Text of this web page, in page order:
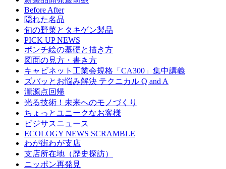
Before After
隠れた名品
旬の野菜とタキゲン製品
PICK UP NEWS
ポンチ絵の基礎と描き方
図面の見方・書き方
キャビネット工業会規格「CA300」集中講義
ズバッとお悩み解決 テクニカル Q and A
瀧源点回帰
光る技術！未来へのモノづくり
ちょっとユニークなお客様
ビジサスニュース
ECOLOGY NEWS SCRAMBLE
わが街わが支店
支店所在地（歴史探訪）
ニッポン再発見